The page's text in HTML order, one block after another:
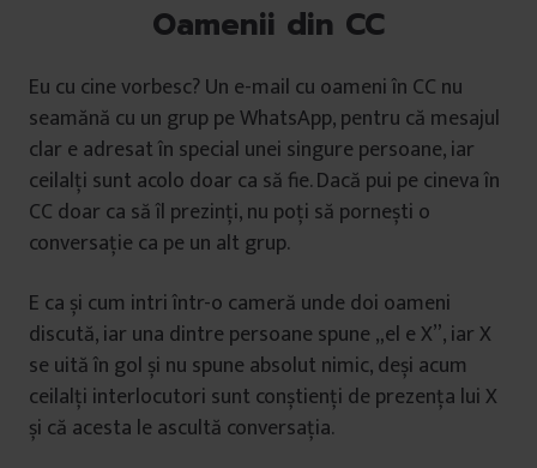
Oamenii din CC
Eu cu cine vorbesc? Un e-mail cu oameni în CC nu
seamănă cu un grup pe WhatsApp, pentru că mesajul
clar e adresat în special unei singure persoane, iar
ceilalți sunt acolo doar ca să fie. Dacă pui pe cineva în
CC doar ca să îl prezinți, nu poți să pornești o
conversație ca pe un alt grup.
E ca și cum intri într-o cameră unde doi oameni
discută, iar una dintre persoane spune „el e X”, iar X
se uită în gol și nu spune absolut nimic, deși acum
ceilalți interlocutori sunt conștienți de prezența lui X
și că acesta le ascultă conversația.